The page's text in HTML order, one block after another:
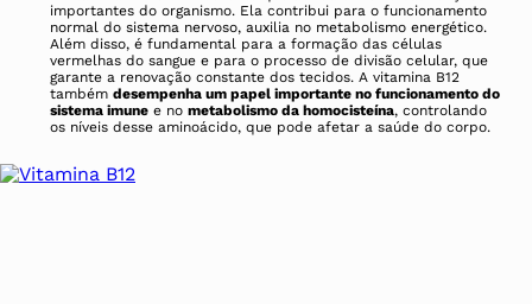
importantes do organismo. Ela contribui para o funcionamento
normal do sistema nervoso, auxilia no metabolismo energético.
Além disso, é fundamental para a formação das células
vermelhas do sangue e para o processo de divisão celular, que
garante a renovação constante dos tecidos. A vitamina B12
também desempenha um papel importante no funcionamento do
sistema imune e no metabolismo da homocisteína, controlando
os níveis desse aminoácido, que pode afetar a saúde do corpo.